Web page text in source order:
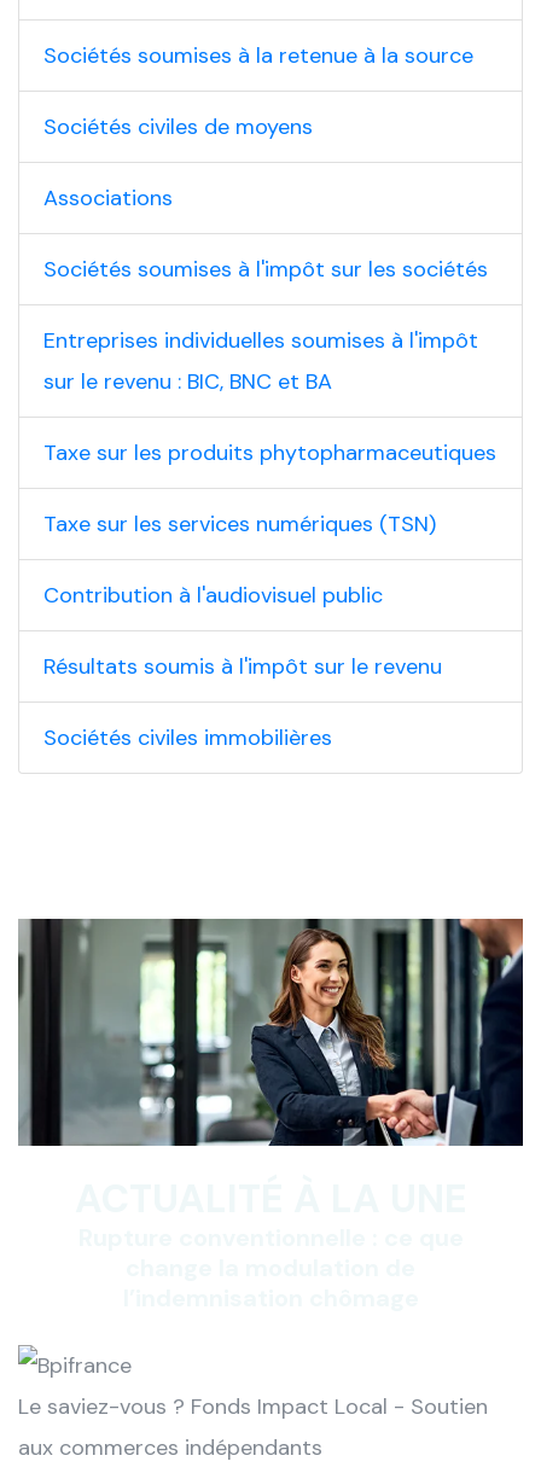
Sociétés soumises à la retenue à la source
Sociétés civiles de moyens
Associations
Sociétés soumises à l'impôt sur les sociétés
Entreprises individuelles soumises à l'impôt
sur le revenu : BIC, BNC et BA
Taxe sur les produits phytopharmaceutiques
Taxe sur les services numériques (TSN)
Contribution à l'audiovisuel public
Résultats soumis à l'impôt sur le revenu
Sociétés civiles immobilières
Le saviez-vous ? Fonds Impact Local - Soutien
aux commerces indépendants